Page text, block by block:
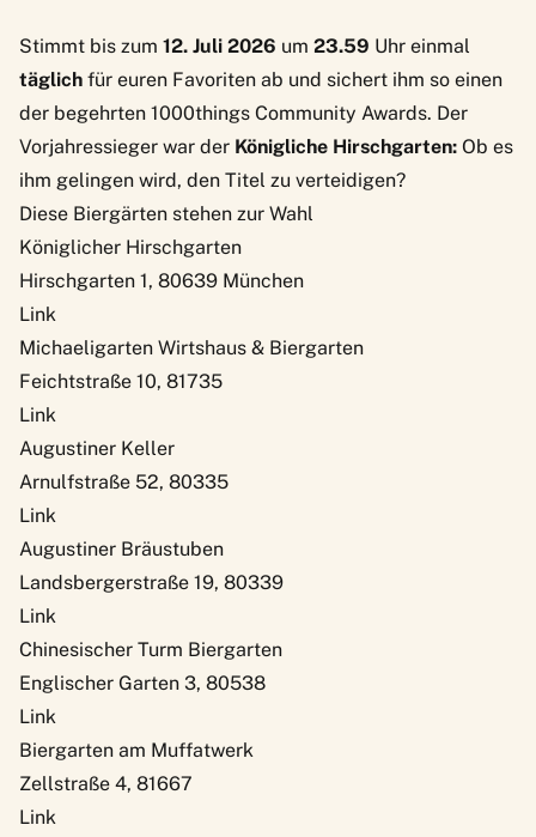
Stimmt bis zum 12. Juli 2026 um 23.59 Uhr einmal
täglich für euren Favoriten ab und sichert ihm so einen
der begehrten 1000things Community Awards. Der
Vorjahressieger war der Königliche Hirschgarten: Ob es
ihm gelingen wird, den Titel zu verteidigen?
Diese Biergärten stehen zur Wahl
Königlicher Hirschgarten
Hirschgarten 1, 80639 München
Link
Michaeligarten Wirtshaus & Biergarten
Feichtstraße 10, 81735
Link
Augustiner Keller
Arnulfstraße 52, 80335
Link
Augustiner Bräustuben
Landsbergerstraße 19, 80339
Link
Chinesischer Turm Biergarten
Englischer Garten 3, 80538
Link
Biergarten am Muffatwerk
Zellstraße 4, 81667
Link